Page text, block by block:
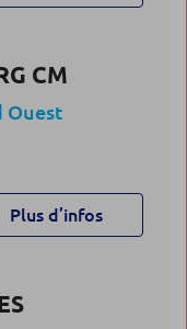
CM
Ouest
Plus d’infos